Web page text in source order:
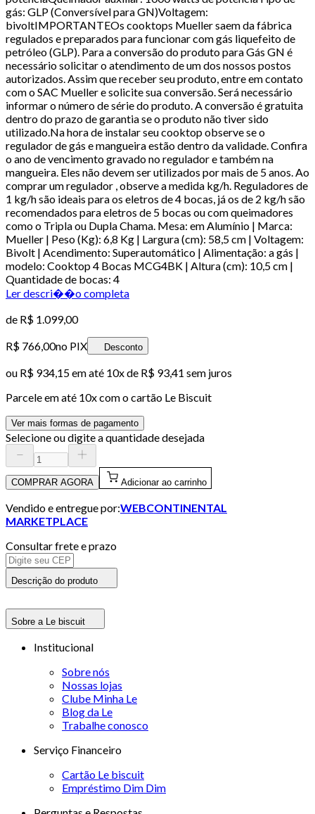
gás: GLP (Conversível para GN)Voltagem:
bivoltIMPORTANTEOs cooktops Mueller saem da fábrica
regulados e preparados para funcionar com gás liquefeito de
petróleo (GLP). Para a conversão do produto para Gás GN é
necessário solicitar o atendimento de um dos nossos postos
autorizados. Assim que receber seu produto, entre em contato
com o SAC Mueller e solicite sua conversão. Será necessário
informar o número de série do produto. A conversão é gratuita
dentro do prazo de garantia se o produto não tiver sido
utilizado.Na hora de instalar seu cooktop observe se o
regulador de gás e mangueira estão dentro da validade. Confira
o ano de vencimento gravado no regulador e também na
mangueira. Eles não devem ser utilizados por mais de 5 anos. Ao
comprar um regulador , observe a medida kg/h. Reguladores de
1 kg/h são ideais para os eletros de 4 bocas, já os de 2 kg/h são
recomendados para eletros de 5 bocas ou com queimadores
como o Tripla ou Dupla Chama. Mesa: em Alumínio | Marca:
Mueller | Peso (Kg): 6,8 Kg | Largura (cm): 58,5 cm | Voltagem:
Bivolt | Acendimento: Superautomático | Alimentação: a gás |
modelo: Cooktop 4 Bocas MCG4BK | Altura (cm): 10,5 cm |
Quantidade de bocas: 4
Ler descri��o completa
de R$ 1.099,00
R$ 766,00no PIX Desconto
ou R$ 934,15em até 10x de R$ 93,41 sem juros
Parcele em até 10x com o cartão Le Biscuit
Ver mais formas de pagamento
Selecione ou digite a quantidade desejada
COMPRAR AGORA Adicionar ao carrinho
Vendido e entregue por:WEBCONTINENTAL
MARKETPLACE
Consultar frete e prazo
Descrição do produto
Sobre a Le biscuit
Institucional
Sobre nós
Nossas lojas
Clube Minha Le
Blog da Le
Trabalhe conosco
Serviço Financeiro
Cartão Le biscuit
Empréstimo Dim Dim